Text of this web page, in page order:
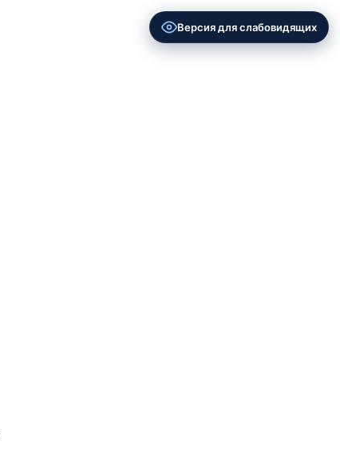
Версия для слабовидящих